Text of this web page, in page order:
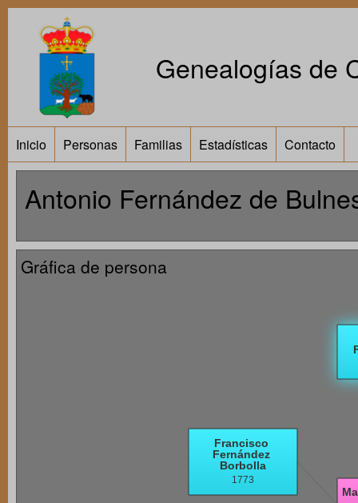
Genealogías de
Inicio Personas Familias Estadísticas Contacto
Antonio Fernández de
Gráfica de persona